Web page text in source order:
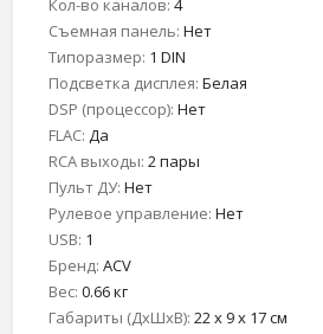
Кол-во каналов: 4
Съемная панель: Нет
Типоразмер: 1 DIN
Подсветка дисплея: Белая
DSP (процессор): Нет
FLAC: Да
RCA выходы: 2 пары
Пульт ДУ: Нет
Рулевое управление: Нет
USB: 1
Бренд: ACV
Вес: 0.66 кг
Габариты (ДхШхВ): 22 x 9 x 17 см